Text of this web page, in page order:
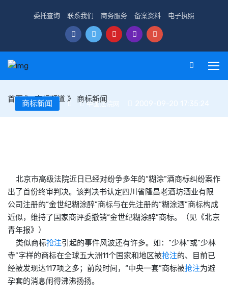
委托查询 联系我们 商务服务 备案资料 电子执照
首页》商标频道 》 商标新闻
商标新闻 中国法院网 2009-09-20 17:35:24
北京市高级法院近日已经对纷争多年的“糊涂”酒商标纠纷案作
出了首份终审判决。该判决书认定四川省隆昌老酒坊酒业有限
公司注册的“金世纪糊涂醉”商标与在先注册的“糊涂酒”商标构成
近似，维持了国家商评委撤销“金世纪糊涂醉”商标。（见《北京
青年报》）
类似商标抢注引起的事件风波还有许多。如：“少林”或“少林
寺”字样的商标在全球五大洲11个国家和地区被抢注的、目前已
经被发现达117项之多；前段时间，“中央一套”商标被抢注为避
孕套的消息闹得沸沸扬扬。